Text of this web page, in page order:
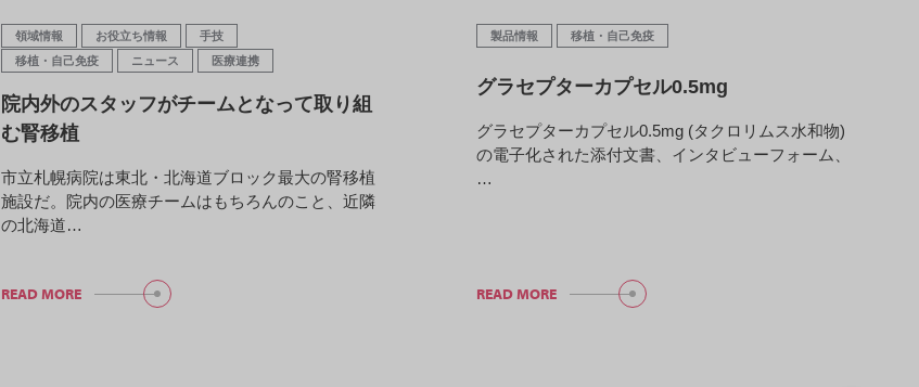
領域情報 お役立ち情報
手技
移植・自己免疫
ニュース 医療連携
院内外のスタッフがチームとなって取り組
む腎移植
市立札幌病院は東北・北海道ブロック最大の腎移植
施設だ。院内の医療チームはもちろんのこと、近隣
の北海道…
READ MORE
製品情報 移植・自己免疫
グラセプターカプセル0.5mg
グラセプターカプセル0.5mg (タクロリムス水和物)
の電子化された添付文書、インタビューフォーム、
…
READ MORE